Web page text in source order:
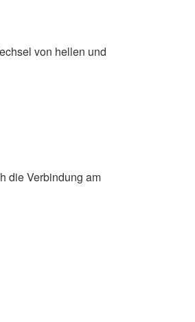
von hellen und
die Verbindung am